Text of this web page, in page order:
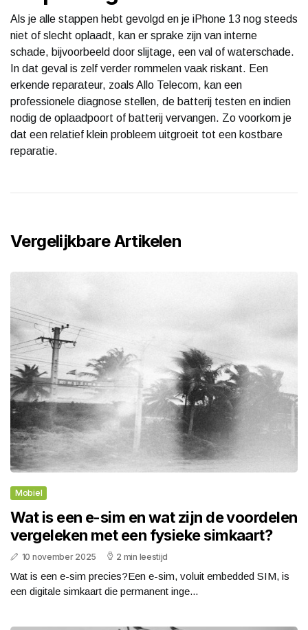
Als je alle stappen hebt gevolgd en je iPhone 13 nog steeds
niet of slecht oplaadt, kan er sprake zijn van interne
schade, bijvoorbeeld door slijtage, een val of waterschade.
In dat geval is zelf verder rommelen vaak riskant. Een
erkende reparateur, zoals Allo Telecom, kan een
professionele diagnose stellen, de batterij testen en indien
nodig de oplaadpoort of batterij vervangen. Zo voorkom je
dat een relatief klein probleem uitgroeit tot een kostbare
reparatie.
Vergelijkbare Artikelen
Mobiel
Wat is een e-sim en wat zijn de voordelen
vergeleken met een fysieke simkaart?
10 november 2025 2 min leestijd
Wat is een e-sim precies?Een e-sim, voluit embedded SIM, is
een digitale simkaart die permanent inge...